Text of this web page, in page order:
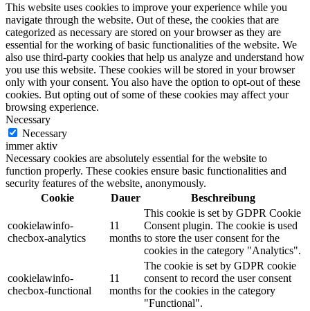
This website uses cookies to improve your experience while you
navigate through the website. Out of these, the cookies that are
categorized as necessary are stored on your browser as they are
essential for the working of basic functionalities of the website. We
also use third-party cookies that help us analyze and understand how
you use this website. These cookies will be stored in your browser
only with your consent. You also have the option to opt-out of these
cookies. But opting out of some of these cookies may affect your
browsing experience.
Necessary
Necessary
immer aktiv
Necessary cookies are absolutely essential for the website to
function properly. These cookies ensure basic functionalities and
security features of the website, anonymously.
Cookie
Dauer Beschreibung
cookielawinfo-
checbox-analytics
11
months
This cookie is set by GDPR Cookie
Consent plugin. The cookie is used
to store the user consent for the
cookies in the category "Analytics".
cookielawinfo-
checbox-functional
11
months
The cookie is set by GDPR cookie
consent to record the user consent
for the cookies in the category
"Functional".